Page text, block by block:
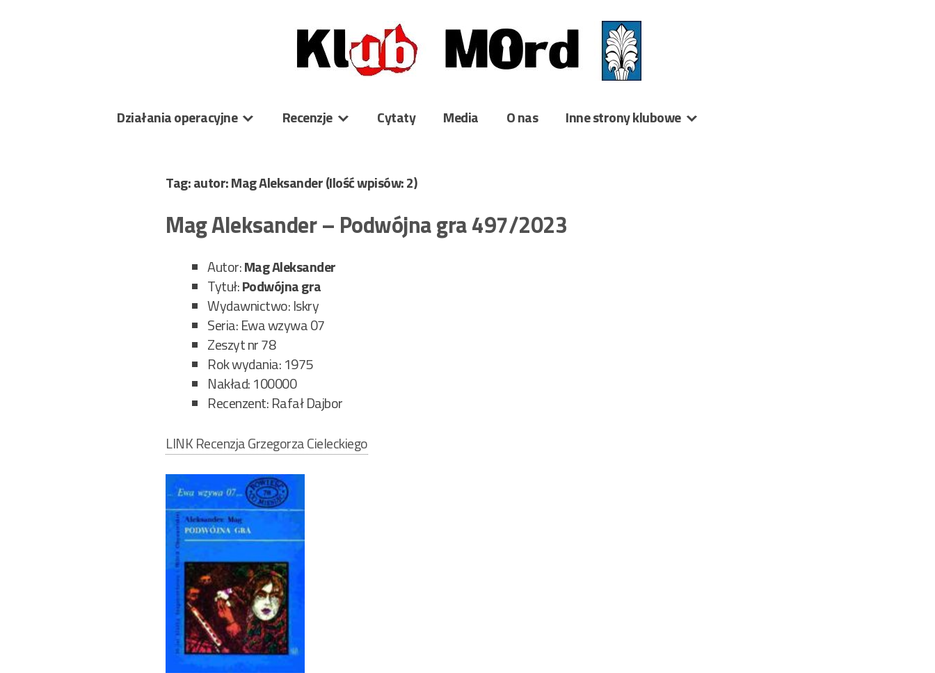
Działania operacyjne Recenzje Cytaty Media O nas Inne strony klubowe
Tag: autor: Mag Aleksander(Ilość wpisów: 2)
Mag Aleksander – Podwójna gra 497/2023
Autor:Mag Aleksander
Tytuł:Podwójna gra
Wydawnictwo: Iskry
Seria: Ewa wzywa 07
Zeszyt nr 78
Rok wydania: 1975
Nakład: 100000
Recenzent: Rafał Dajbor
LINK Recenzja Grzegorza Cieleckiego